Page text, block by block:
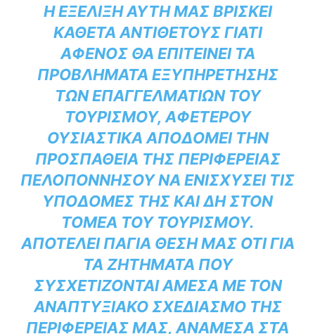
Η ΕΞΈΛΙΞΗ ΑΥΤΉ ΜΑΣ ΒΡΊΣΚΕΙ
ΚΆΘΕΤΑ ΑΝΤΊΘΕΤΟΥΣ ΓΙΑΤΊ
ΑΦΕΝΌΣ ΘΑ ΕΠΙΤΕΊΝΕΙ ΤΑ
ΠΡΟΒΛΉΜΑΤΑ ΕΞΥΠΗΡΈΤΗΣΗΣ
ΤΩΝ ΕΠΑΓΓΕΛΜΑΤΙΏΝ ΤΟΥ
ΤΟΥΡΙΣΜΟΎ, ΑΦΕΤΈΡΟΥ
ΟΥΣΙΑΣΤΙΚΆ ΑΠΟΔΟΜΕΊ ΤΗΝ
ΠΡΟΣΠΆΘΕΙΑ ΤΗΣ ΠΕΡΙΦΈΡΕΙΑΣ
ΠΕΛΟΠΟΝΝΉΣΟΥ ΝΑ ΕΝΙΣΧΎΣΕΙ ΤΙΣ
ΥΠΟΔΟΜΈΣ ΤΗΣ ΚΑΙ ΔΗ ΣΤΟΝ
ΤΟΜΈΑ ΤΟΥ ΤΟΥΡΙΣΜΟΎ.
ΑΠΟΤΕΛΕΊ ΠΆΓΙΑ ΘΈΣΗ ΜΑΣ ΌΤΙ ΓΙΑ
ΤΑ ΖΗΤΉΜΑΤΑ ΠΟΥ
ΣΥΣΧΕΤΊΖΟΝΤΑΙ ΆΜΕΣΑ ΜΕ ΤΟΝ
ΑΝΑΠΤΥΞΙΑΚΌ ΣΧΕΔΙΑΣΜΌ ΤΗΣ
ΠΕΡΙΦΈΡΕΙΑΣ ΜΑΣ, ΑΝΆΜΕΣΑ ΣΤΑ